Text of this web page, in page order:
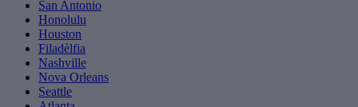
San Antonio
Honolulu
Houston
Filadèlfia
Nashville
Nova Orleans
Seattle